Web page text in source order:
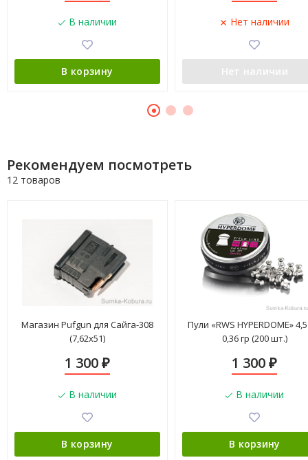
В наличии
В корзину
Нет наличии
Нет наличии
Рекомендуем посмотреть
12 товаров
Магазин Pufgun для Сайга-308
(7,62х51)
1 300 ₽
В наличии
В корзину
Пули «RWS HYPERDOME»
0,36 гр (200 шт.)
1 300₽
В наличии
В корзину